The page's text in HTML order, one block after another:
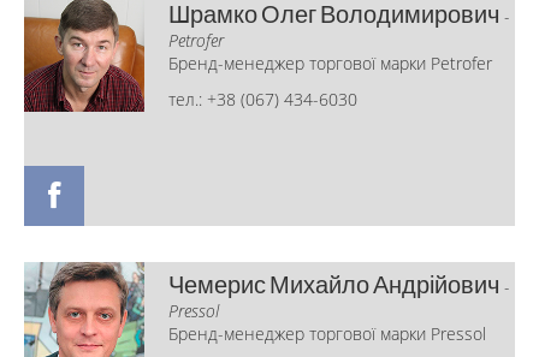
Шрамко Олег Володимирович -
Petrofer
Бренд-менеджер торгової марки Petrofer
тел.: +38 (067) 434-6030
Чемерис Михайло Андрійович -
Pressol
Бренд-менеджер торгової марки Pressol